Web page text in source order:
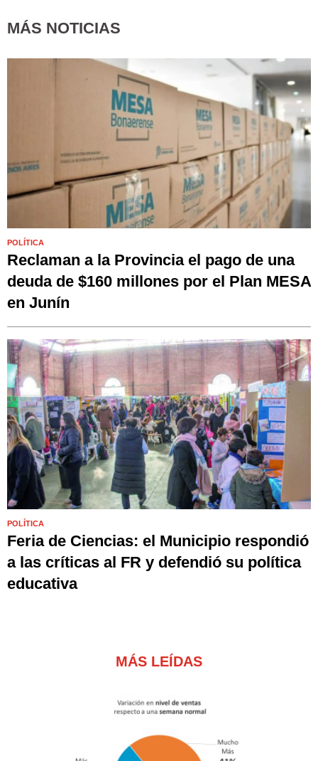
MÁS NOTICIAS
POLÍTICA
Reclaman a la Provincia el pago de una
deuda de $160 millones por el Plan MESA
en Junín
POLÍTICA
Feria de Ciencias: el Municipio respondió
a las críticas al FR y defendió su política
educativa
MÁS LEÍDAS